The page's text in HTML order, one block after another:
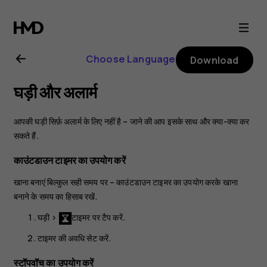
Nokia
2.1
user
guide
Choose Language Download
घड़ी और अलार्म
आपकी घड़ी सिर्फ़ अलार्म के लिए नहीं है – जाने की आप इसके साथ और क्या-क्या कर
सकते हैं.
काउंटडाउन टाइमर का उपयोग करें
खाना बनाएं बिल्कुल सही समय पर – काउंटडाउन टाइमर का उपयोग करके खाना
बनाने के समय का हिसाब रखें.
घड़ी > टाइमर पर टैप करें.
टाइमर की अवधि सेट करें.
स्टॉपवॉच का उपयोग करें